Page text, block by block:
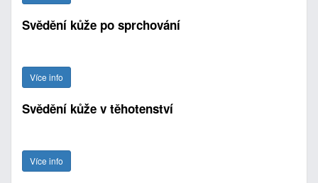
Svědění kůže po sprchování
Více info
Svědění kůže v těhotenství
Více info